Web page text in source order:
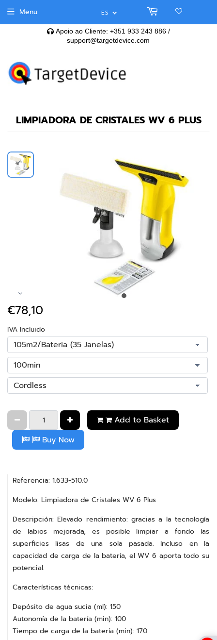
Apoio ao Cliente: +351 933 243 886 /
support@targetdevice.com
ES
Menu
LIMPIADORA DE CRISTALES WV 6 PLUS
€78,10
IVA Incluido
Add to Basket
Buy Now
Referencia: 1.633-510.0
Modelo: Limpiadora de Cristales WV 6 Plus
Descripción: Elevado rendimiento: gracias a la tecnología
de labios mejorada, es posible limpiar a fondo las
superficies lisas de una sola pasada. Incluso en la
capacidad de carga de la batería, el WV 6 aporta todo su
potencial.
Características técnicas:
Depósito de agua sucia (ml): 150
Autonomía de la batería (min): 100
Tiempo de carga de la batería (min): 170